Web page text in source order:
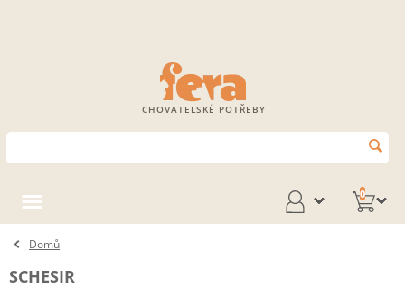
CHOVATELSKÉ POTŘEBY
0
Domů
SCHESIR